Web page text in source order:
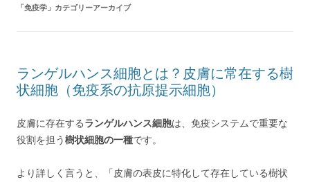
「免疫学 」カテゴリーアーカイブ
ランゲルハンス細胞とは？皮膚に常在する樹
状細胞（免疫系の抗原提示細胞）
皮膚に存在するランゲルハンス細胞は、免疫システムで重要な
役割を担う樹状細胞の一種です。
より詳しく言うと、「皮膚の表皮に特化して存在している樹状